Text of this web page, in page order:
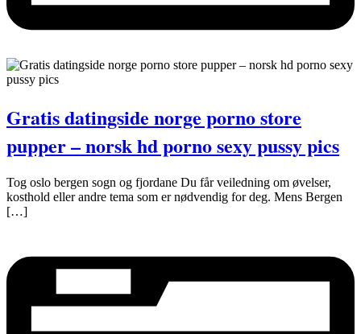
Gratis datingside norge porno store
pupper – norsk hd porno sexy pussy pics
Tog oslo bergen sogn og fjordane Du får veiledning om øvelser,
kosthold eller andre tema som er nødvendig for deg. Mens Bergen
[…]